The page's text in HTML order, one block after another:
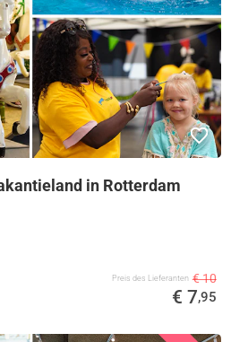
in Rotterdam
Preis des Lieferanten € 10
€ 7,95